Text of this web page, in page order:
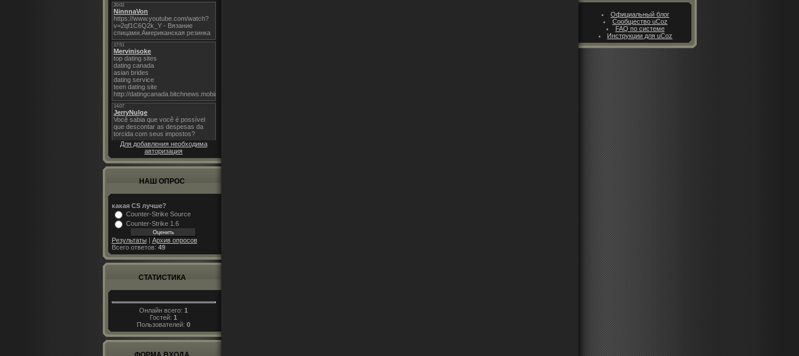
Для добавления необходима
авторизация
НАШ ОПРОС
какая CS лучше?
Counter-Strike Source
Counter-Strike 1.6
Результаты| Архив опросов
Всего ответов: 49
СТАТИСТИКА
Онлайн всего: 1
Гостей: 1
Пользователей: 0
Официальный блог
Сообщество uCoz
FAQ по системе
Инструкции для uCoz